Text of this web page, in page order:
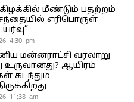
கிழக்கில் மீண்டும் பதற்றம்
எரிபொருள்
4:30 pm
மன்னராட்சி வரலாறு
உருவானது? ஆயிரம்
கடந்தும்
11:38 am